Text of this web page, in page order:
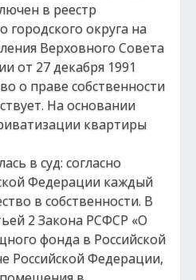
в реестр
городского округа на
Верховного Совета
от 27 декабря 1991
о праве собственности
На основании
квартиры
в суд: согласно
Федерации каждый
в собственности. В
2 Закона РСФСР «О
фонда в Российской
Российской Федерации,